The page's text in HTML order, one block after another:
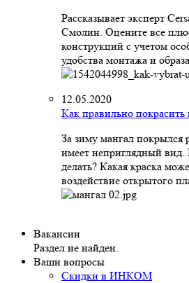
Рассказывает эксперт
Смолин. Оцените все
конструкций с учетом
удобства монтажа и
12.05.2020
Как правильно покрасить
За зиму мангал покрылся
имеет неприглядный вид.
делать? Какая краска
воздействие открытого
Вакансии
Раздел не найден.
Ваши вопросы
Скидки в ИНКОМ